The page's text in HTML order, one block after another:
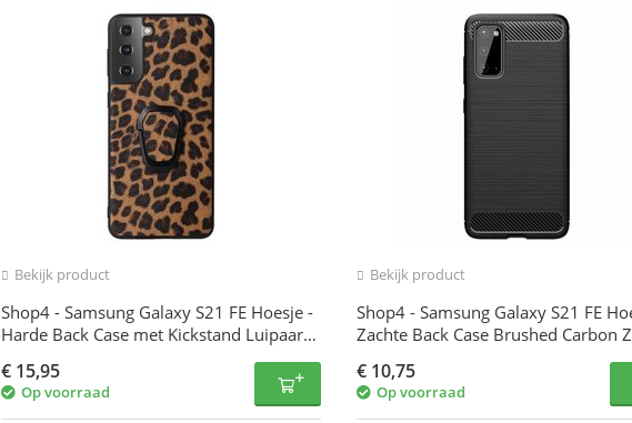
Bekijk product
Shop4 - Samsung Galaxy S21 FE Hoesje -
Harde Back Case met Kickstand Luipaard
€ 15,95
Op voorraad
Bekijk product
Shop4 - Samsung Galaxy S21 FE
Zachte Back Case Brushed Carbon
€ 10,75
Op voorraad